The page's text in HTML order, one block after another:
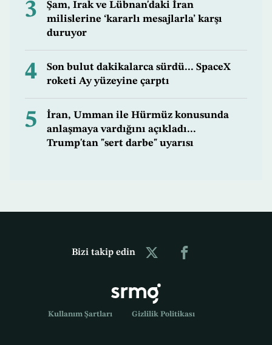
3
Şam, Irak ve Lübnan'daki İran
milislerine ‘kararlı mesajlarla’ karşı
duruyor
4
Son bulut dakikalarca sürdü... SpaceX
roketi Ay yüzeyine çarptı
5
İran, Umman ile Hürmüz konusunda
anlaşmaya vardığını açıkladı...
Trump'tan "sert darbe" uyarısı
Bizi takip edin
Kullanım Şartları Gizlilik Politikası